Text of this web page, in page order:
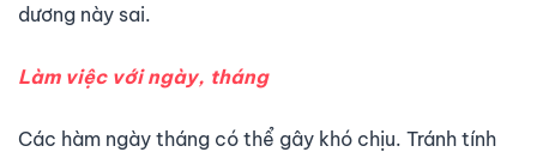
dương này sai.
Làm việc với ngày, tháng
Các hàm ngày tháng có thể gây khó chịu. Tránh tính